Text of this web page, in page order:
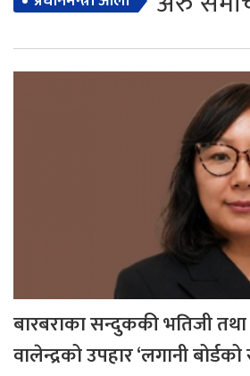
बारबराका सन्दुककी भतिजी
वालेन्द्रको उपहार ‘लगानी